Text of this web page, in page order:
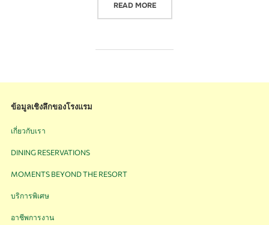
READ MORE
ข้อมูลเชิงลึกของโรงแรม
เกี่ยวกับเรา
DINING RESERVATIONS
MOMENTS BEYOND THE RESORT
บริการพิเศษ
อาชีพการงาน